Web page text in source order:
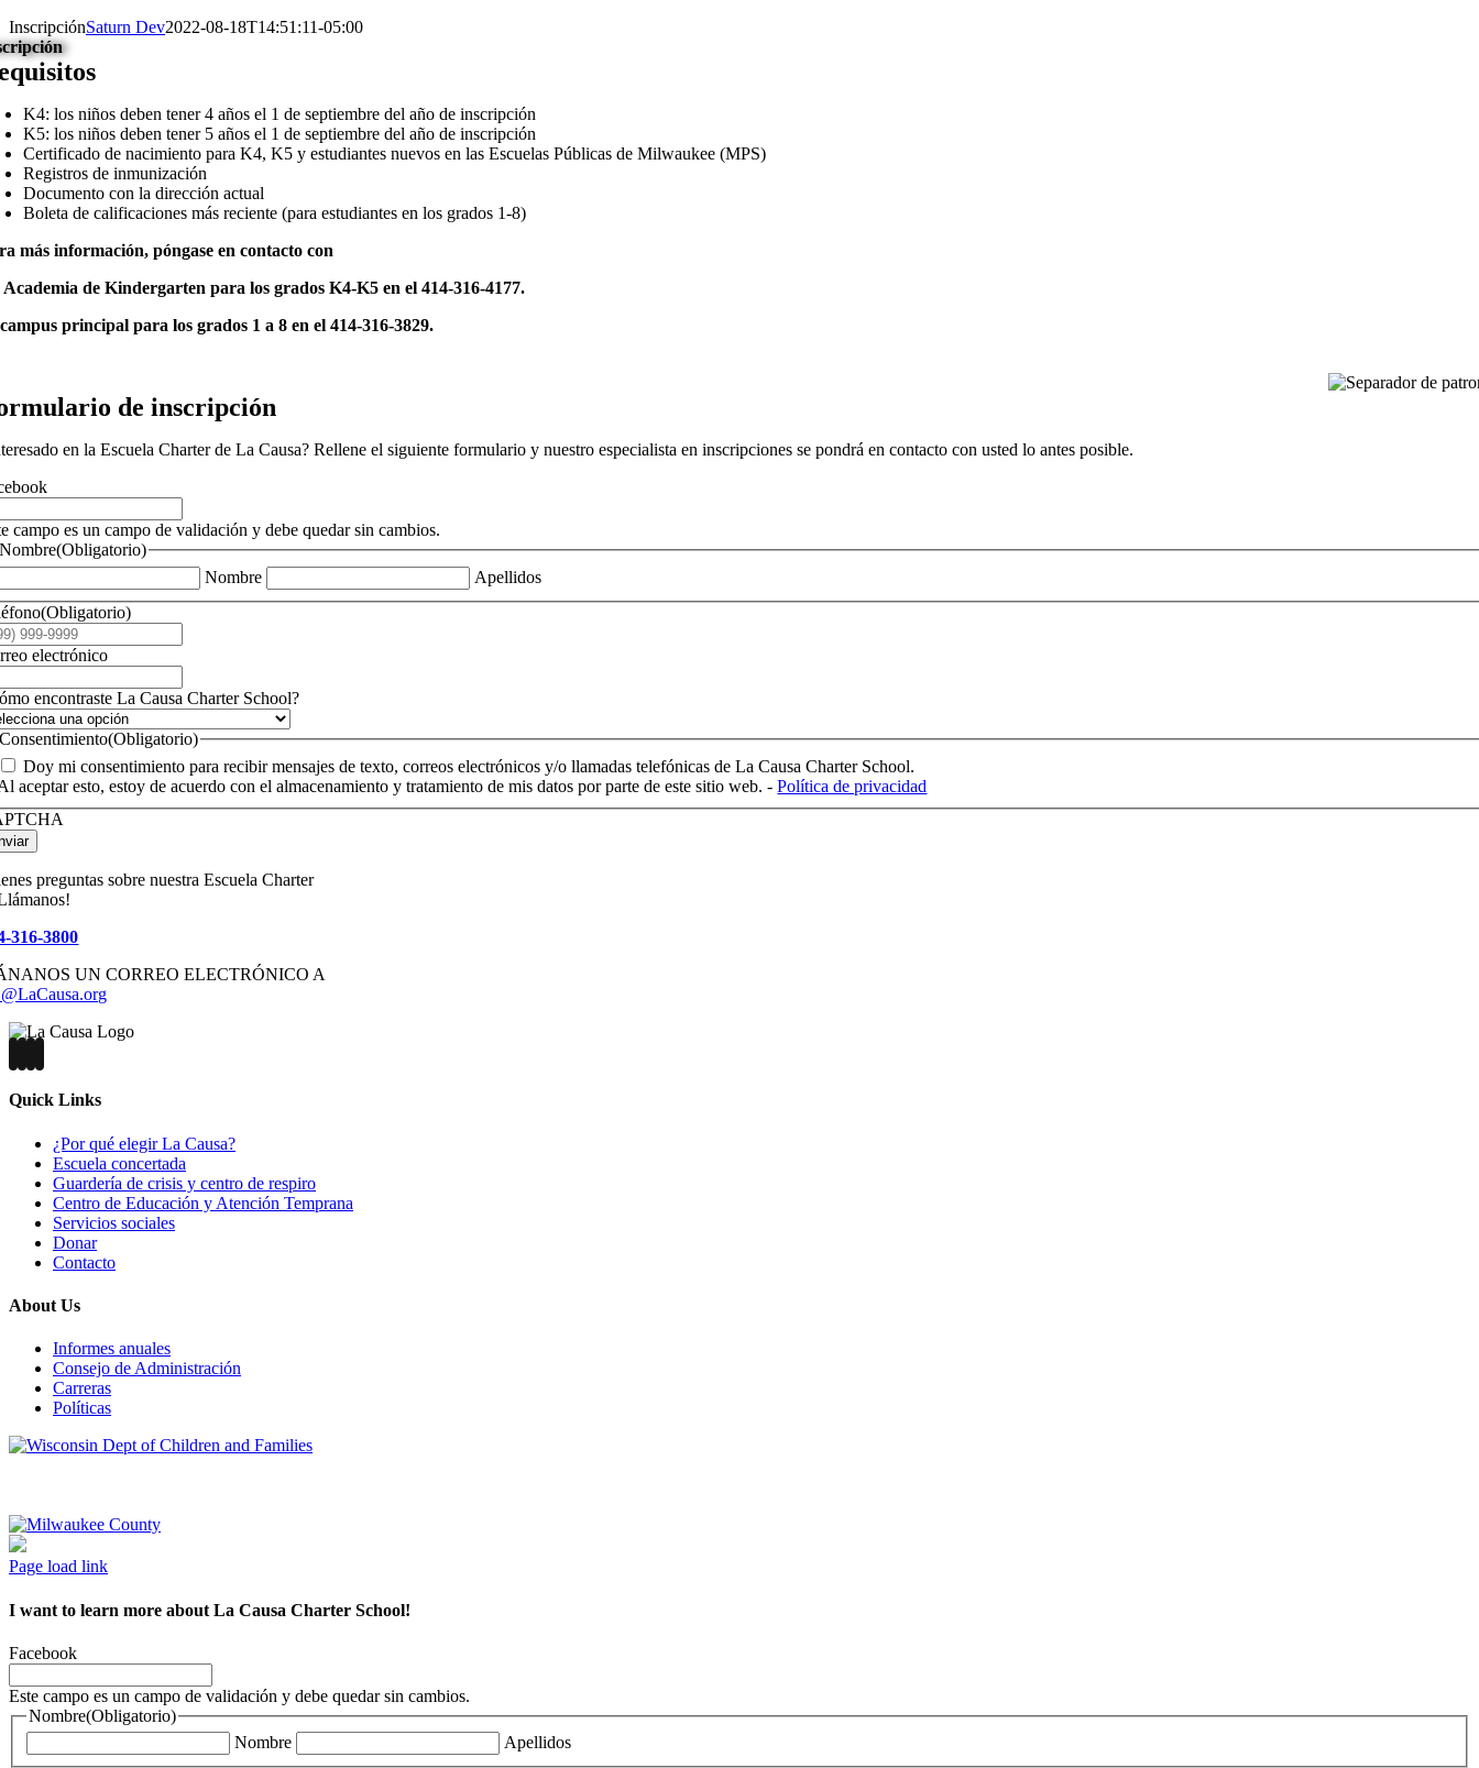
InscripciónSaturn Dev2022-08-18T14:51:11-05:00
K4: los niños deben tener 4 años el 1 de septiembre del año de inscripción
K5: los niños deben tener 5 años el 1 de septiembre del año de inscripción
Certificado de nacimiento para K4, K5 y estudiantes nuevos en las Escuelas Públicas de Milwaukee (MPS)
Registros de inmunización
Documento con la dirección actual
Boleta de calificaciones más reciente (para estudiantes en los grados 1-8)
más información, póngase en contacto con
de Kindergarten para los grados K4-K5 en el 414-316-4177.
principal para los grados 1 a 8 en el 414-316-3829.
de inscripción
en la Escuela Charter de La Causa? Rellene el siguiente formulario y nuestro especialista en inscripciones se pondrá en contacto con usted lo antes posible.
campo es un campo de validación y debe quedar sin cambios.
Nombre(Obligatorio)
Nombre
Apellidos
(Obligatorio)
electrónico
encontraste La Causa Charter School?
Consentimiento(Obligatorio)
Doy mi consentimiento para recibir mensajes de texto, correos electrónicos y/o llamadas telefónicas de La Causa Charter School.
aceptar esto, estoy de acuerdo con el almacenamiento y tratamiento de mis datos por parte de este sitio web. -Política de privacidad
preguntas sobre nuestra Escuela Charter
316-3800
UN CORREO ELECTRÓNICO A
Quick Links
¿Por qué elegir La Causa?
Escuela concertada
Guardería de crisis y centro de respiro
Centro de Educación y Atención Temprana
Servicios sociales
Donar
Contacto
About Us
Informes anuales
Consejo de Administración
Carreras
Políticas
Page load link
I want to learn more about La Causa Charter School!
Facebook
Este campo es un campo de validación y debe quedar sin cambios.
Nombre(Obligatorio)
Nombre
Apellidos